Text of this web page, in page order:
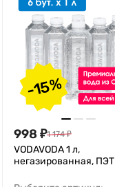
-15%
998 ₽1 174 ₽
VODAVODA 1 л,
негазированная, ПЭТ